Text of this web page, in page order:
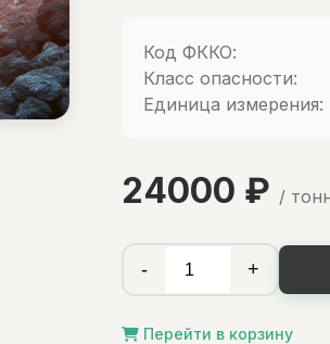
Код ФККО:
Класс опасности:
Единица измерения:
24000 ₽ /
- +
Перейти в корзину